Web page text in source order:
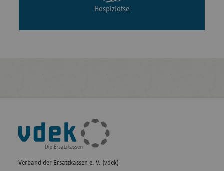
Hospizlotse
Fußleisten-
Navigation
Verband der Ersatzkassen e. V. (vdek)